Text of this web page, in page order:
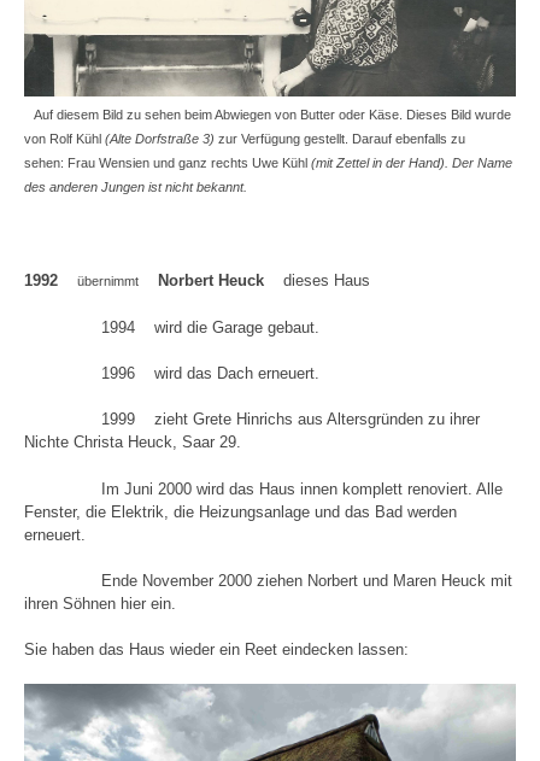
Auf diesem Bild zu sehen beim Abwiegen von Butter oder Käse. Dieses Bild wurde
von Rolf Kühl (Alte Dorfstraße 3) zur Verfügung gestellt. Darauf ebenfalls zu
sehen: Frau Wensien und ganz rechts Uwe Kühl (mit Zettel in der Hand). Der Name
des anderen Jungen ist nicht bekannt.
1992 übernimmt Norbert Heuck dieses Haus
1994 wird die Garage gebaut.
1996 wird das Dach erneuert.
1999 zieht Grete Hinrichs aus Altersgründen zu ihrer
Nichte Christa Heuck, Saar 29.
Im Juni 2000 wird das Haus innen komplett renoviert. Alle
Fenster, die Elektrik, die Heizungsanlage und das Bad werden
erneuert.
Ende November 2000 ziehen Norbert und Maren Heuck mit
ihren Söhnen hier ein.
Sie haben das Haus wieder ein Reet eindecken lassen: